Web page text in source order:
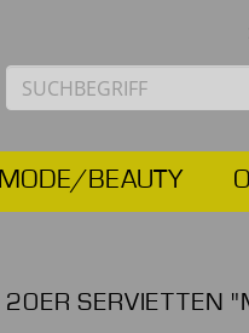
MODE/BEAUTY
20ER SERVIETTEN